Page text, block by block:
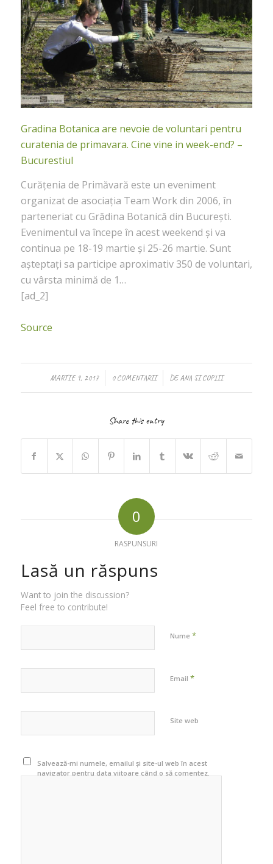
Gradina Botanica are nevoie de voluntari pentru
curatenia de primavara. Cine vine in week-end? –
Bucurestiul
Curățenia de Primăvară este un eveniment
organizat de asociația Team Work din 2006, în
parteneriat cu Grădina Botanică din București.
Evenimentul va începe în acest weekend și va
continua pe 18-19 martie și 25-26 martie. Sunt
așteptați sa participe aproximativ 350 de voluntari,
cu vârsta minimă de 1…
[ad_2]
Source
MARTIE 9, 2017
/ 0 COMENTARII
/ DEANA SI COPIII
Share this entry
0
RASPUNSURI
Lasă un răspuns
Want to join the discussion?
Feel free to contribute!
Nume *
Email *
Site web
Salvează-mi numele, emailul și site-ul web în acest
navigator pentru data viitoare când o să comentez.